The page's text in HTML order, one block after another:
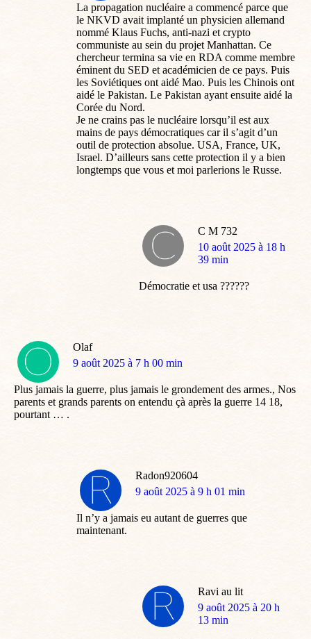
La propagation nucléaire a commencé parce que
le NKVD avait implanté un physicien allemand
nommé Klaus Fuchs, anti-nazi et crypto
communiste au sein du projet Manhattan. Ce
chercheur termina sa vie en RDA comme membre
éminent du SED et académicien de ce pays. Puis
les Soviétiques ont aidé Mao. Puis les Chinois ont
aidé le Pakistan. Le Pakistan ayant ensuite aidé la
Corée du Nord.
Je ne crains pas le nucléaire lorsqu’il est aux
mains de pays démocratiques car il s’agit d’un
outil de protection absolue. USA, France, UK,
Israel. D’ailleurs sans cette protection il y a bien
longtemps que vous et moi parlerions le Russe.
C M 732
dit
:
10 août 2025 à 18 h
39 min
Démocratie et usa ??????
Olaf
dit
9 août 2025 à 7 h 00 min
Plus jamais la guerre, plus jamais le grondement des armes., Nos
parents et grands parents on entendu çà après la guerre 14 18,
pourtant … .
Radon920604
dit
9 août 2025 à 9 h 01 min
Il n’y a jamais eu autant de guerres que
maintenant.
Ravi au lit
dit
:
9 août 2025 à 20 h
13 min